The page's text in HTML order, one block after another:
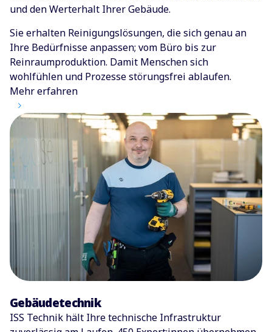
und den Werterhalt Ihrer Gebäude.
Sie erhalten Reinigungslösungen, die sich genau an
Ihre Bedürfnisse anpassen; vom Büro bis zur
Reinraumproduktion. Damit Menschen sich
wohlfühlen und Prozesse störungsfrei ablaufen.
Mehr erfahren
Gebäudetechnik
ISS Technik hält Ihre technische Infrastruktur